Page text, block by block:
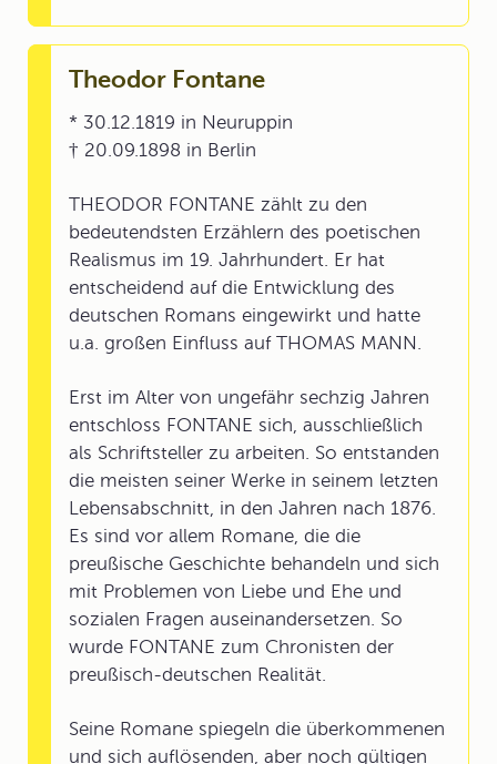
Theodor Fontane
* 30.12.1819 in Neuruppin
† 20.09.1898 in Berlin
THEODOR FONTANE zählt zu den
bedeutendsten Erzählern des poetischen
Realismus im 19. Jahrhundert. Er hat
entscheidend auf die Entwicklung des
deutschen Romans eingewirkt und hatte
u.a. großen Einfluss auf THOMAS MANN.
Erst im Alter von ungefähr sechzig Jahren
entschloss FONTANE sich, ausschließlich
als Schriftsteller zu arbeiten. So entstanden
die meisten seiner Werke in seinem letzten
Lebensabschnitt, in den Jahren nach 1876.
Es sind vor allem Romane, die die
preußische Geschichte behandeln und sich
mit Problemen von Liebe und Ehe und
sozialen Fragen auseinandersetzen. So
wurde FONTANE zum Chronisten der
preußisch-deutschen Realität.
Seine Romane spiegeln die überkommenen
und sich auflösenden, aber noch gültigen